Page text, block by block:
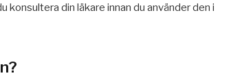
konsultera din läkare innan du använder den i